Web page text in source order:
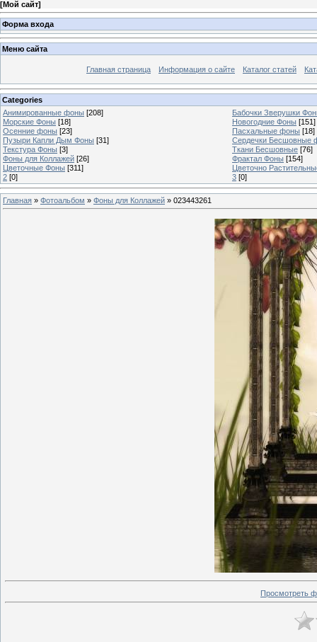
[Мой сайт]
Форма входа
Меню сайта
Главная страница Информация о сайте Каталог статей
Categories
Анимированные фоны [208]
Бабочки Зверушки
Морские Фоны [18] Новогодние Фоны [151]
Осенние фоны [23] Пасхальные фоны [18]
Пузыри Капли Дым Фоны [31]
Сердечки Бесшовные
Текстура Фоны [3] Ткани Бесшовные [76]
Фоны для Коллажей [26] Фрактал Фоны [154]
Цветочные Фоны [311]
Цветочно
2 [0] 3 [0]
Главная » Фотоальбом » Фоны для Коллажей » 023443261
Просмотреть